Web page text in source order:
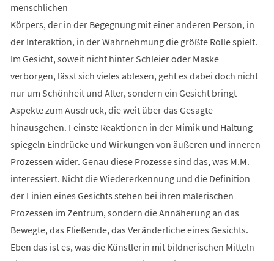
menschlichen
Körpers, der in der Begegnung mit einer anderen Person, in
der Interaktion, in der Wahrnehmung die größte Rolle spielt.
Im Gesicht, soweit nicht hinter Schleier oder Maske
verborgen, lässt sich vieles ablesen, geht es dabei doch nicht
nur um Schönheit und Alter, sondern ein Gesicht bringt
Aspekte zum Ausdruck, die weit über das Gesagte
hinausgehen. Feinste Reaktionen in der Mimik und Haltung
spiegeln Eindrücke und Wirkungen von äußeren und inneren
Prozessen wider. Genau diese Prozesse sind das, was M.M.
interessiert. Nicht die Wiedererkennung und die Definition
der Linien eines Gesichts stehen bei ihren malerischen
Prozessen im Zentrum, sondern die Annäherung an das
Bewegte, das Fließende, das Veränderliche eines Gesichts.
Eben das ist es, was die Künstlerin mit bildnerischen Mitteln